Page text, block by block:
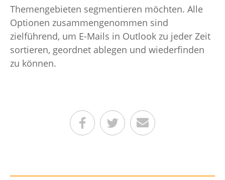
Themengebieten segmentieren möchten. Alle
Optionen zusammengenommen sind
zielführend, um E-Mails in Outlook zu jeder Zeit
sortieren, geordnet ablegen und wiederfinden
zu können.
Teilen auf Facebook
Teilen auf Twitter
Per E-Mail senden